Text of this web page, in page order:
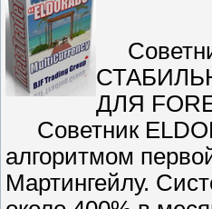
ДЛЯ
Советник
алгоритмом
Мартингейлу.